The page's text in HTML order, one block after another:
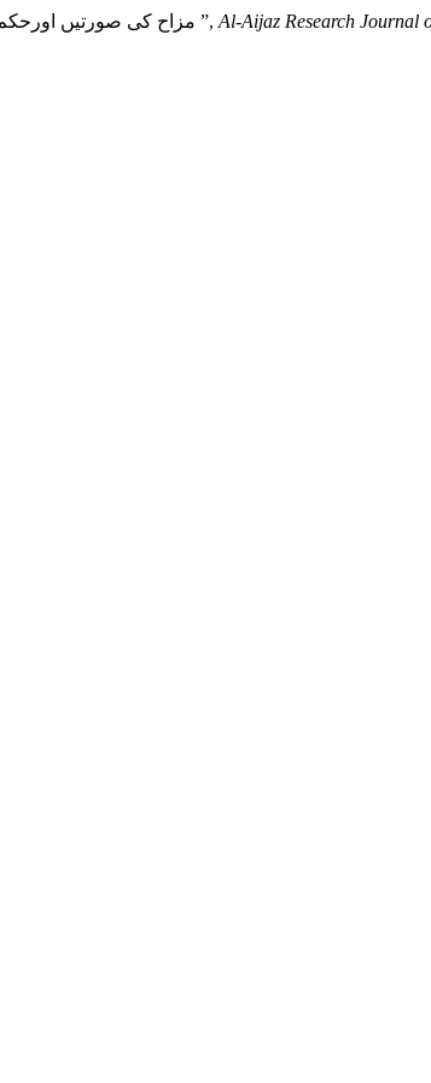
Malik, M. N. and Akram, D. N. (2022) “Forms of humor and order: The light of Sirat-e-Tayyaba: مزاح کی صورتیں اورحکم : سیرت طیبہ کی روشنی میں ”, Al-Aijaz Research Journal